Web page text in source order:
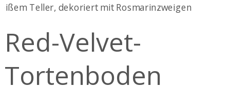
Red-Velvet-
Tortenboden
Velvet-